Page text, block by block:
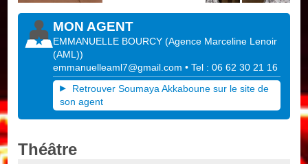
MON AGENT
EMMANUELLE BOURCY (Agence Marceline Lenoir
(AML))
emmanuelleaml7@gmail.com• Tel : 06 62 30 21 16
Retrouver Soumaya Akkaboune sur le site de
son agent
Théâtre